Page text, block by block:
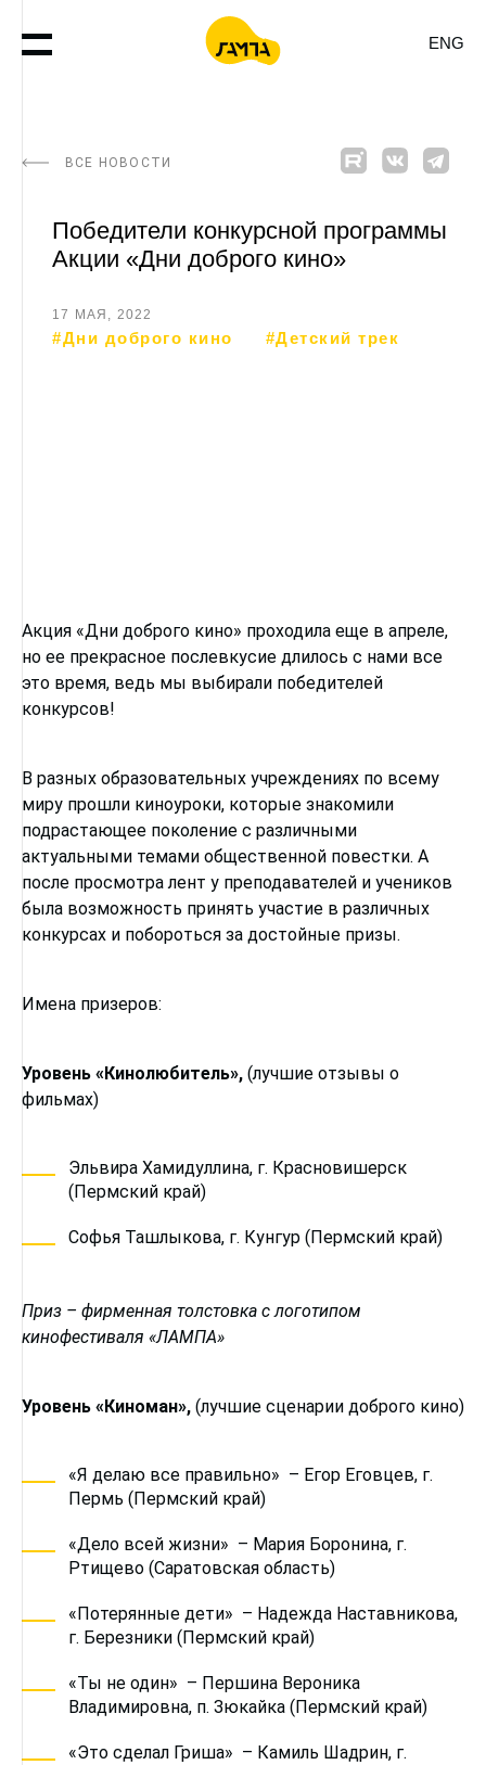
ENG
ВСЕ НОВОСТИ
Победители конкурсной программы
Акции «Дни доброго кино»
17 МАЯ, 2022
#Дни доброго кино #Детский трек
Акция «Дни доброго кино» проходила еще в апреле,
но ее прекрасное послевкусие длилось с нами все
это время, ведь мы выбирали победителей
конкурсов!
В разных образовательных учреждениях по всему
миру прошли киноуроки, которые знакомили
подрастающее поколение с различными
актуальными темами общественной повестки. А
после просмотра лент у преподавателей и учеников
была возможность принять участие в различных
конкурсах и побороться за достойные призы.
Имена призеров:
Уровень «Кинолюбитель», (лучшие отзывы о
фильмах)
Эльвира Хамидуллина, г. Красновишерск
(Пермский край)
Софья Ташлыкова, г. Кунгур (Пермский край)
Приз – фирменная толстовка с логотипом
кинофестиваля «ЛАМПА»
Уровень «Киноман», (лучшие сценарии доброго кино)
«Я делаю все правильно» – Егор Еговцев, г.
Пермь (Пермский край)
«Дело всей жизни» – Мария Боронина, г.
Ртищево (Саратовская область)
«Потерянные дети» – Надежда Наставникова,
г. Березники (Пермский край)
«Ты не один» – Першина Вероника
Владимировна, п. Зюкайка (Пермский край)
«Это сделал Гриша» – Камиль Шадрин, г.